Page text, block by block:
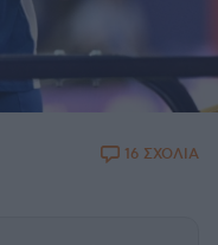
16 ΣΧΟΛΙΑ